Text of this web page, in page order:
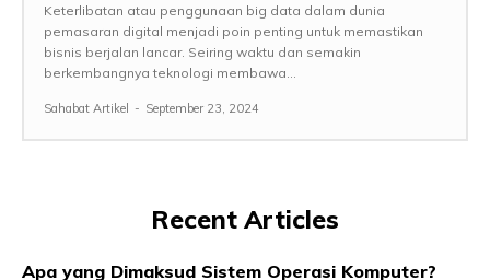
Keterlibatan atau penggunaan big data dalam dunia
pemasaran digital menjadi poin penting untuk memastikan
bisnis berjalan lancar. Seiring waktu dan semakin
berkembangnya teknologi membawa...
Sahabat Artikel - September 23, 2024
Recent Articles
Apa yang Dimaksud Sistem Operasi Komputer?